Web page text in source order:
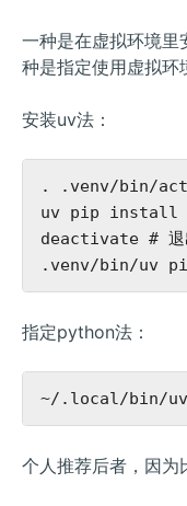
一种是在虚拟环境
种是指定使用虚拟环
安装uv法：
. .venv/bin/
uv pip install
deactivate # 退
指定python法：
个人推荐后者，因为